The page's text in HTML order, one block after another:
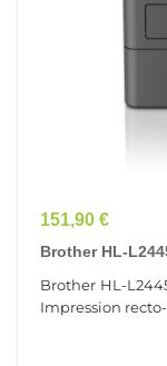
Prix
151,90 €
Brother HL-
Brother HL-
Impression recto-